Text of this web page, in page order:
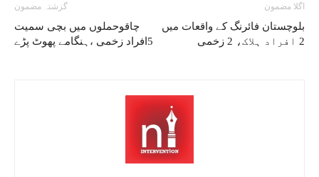
گزشتہ مضمون
چاقوحملوں میں بچی سمیت
5افراد زخمی ،ہنگامے پھوٹ پڑے
اگلا مضمون
بلوچستان فائرنگ کے واقعات میں
2 افراد ہلاک، 2 زخمی